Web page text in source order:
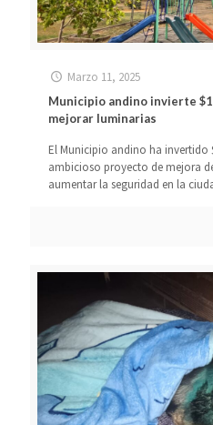
Marzo 11, 2025
Municipio andino invierte
mejorar luminarias
El Municipio andino ha invertido
ambicioso proyecto de mejora
aumentar la seguridad en la